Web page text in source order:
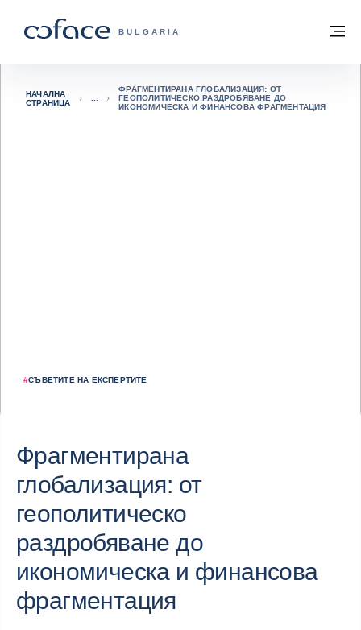
COFACE FOR TRADE - GROUP WEBSITE
BULGARIA
Обратно към начална страница
#СЪВЕТИТЕ НА ЕКСПЕРТИТЕ
НАЧАЛНА
СТРАНИЦА
ФРАГМЕНТИРАНА ГЛОБАЛИЗАЦИЯ: ОТ
ГЕОПОЛИТИЧЕСКО РАЗДРОБЯВАНЕ ДО
ИКОНОМИЧЕСКА И ФИНАНСОВА ФРАГМЕНТАЦИЯ
Фрагментирана
глобализация: от
геополитическо
раздробяване до
икономическа и финансова
фрагментация